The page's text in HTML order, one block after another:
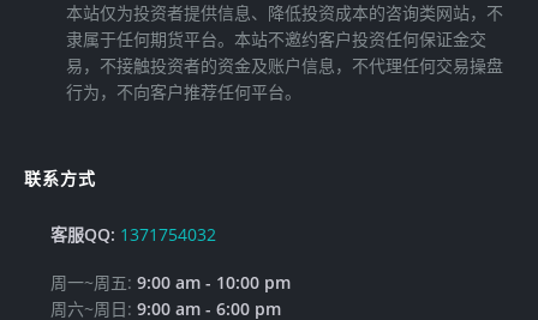
本站仅为投资者提供信息、降低投资成本的咨询类网站，不
隶属于任何期货平台。本站不邀约客户投资任何保证金交
易，不接触投资者的资金及账户信息，不代理任何交易操盘
行为，不向客户推荐任何平台。
联系方式
客服QQ: 1371754032
周一~周五: 9:00 am - 10:00 pm
周六~周日: 9:00 am - 6:00 pm